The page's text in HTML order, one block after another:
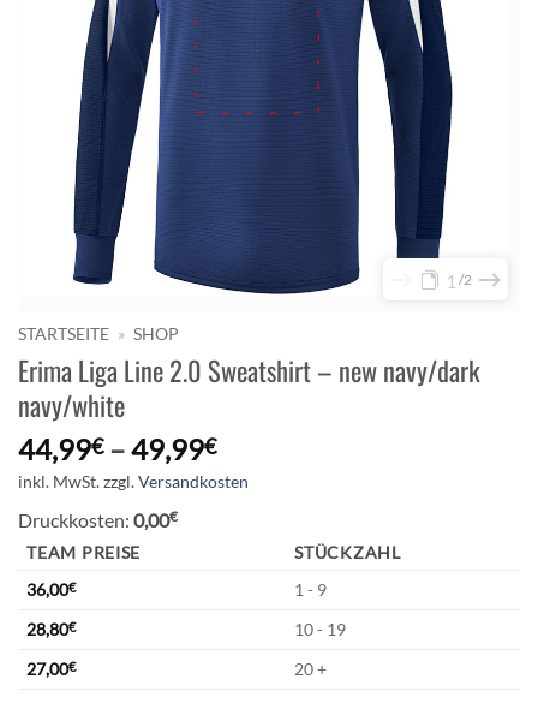
1 2
STARTSEITE » SHOP
Erima Liga Line 2.0 Sweatshirt – new navy/dark
navy/white
44,99€–49,99€
inkl. MwSt.zzgl.Versandkosten
Druckkosten: 0,00€
TEAM PREISE
STÜCKZAHL
36,00€
1 - 9
28,80€
10 - 19
27,00€ 20 +